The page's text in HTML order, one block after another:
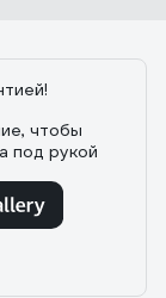
чтобы
под рукой